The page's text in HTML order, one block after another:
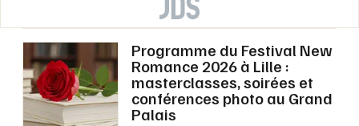
Programme du Festival New
Romance 2026 à Lille :
masterclasses, soirées et
conférences photo au Grand
Palais